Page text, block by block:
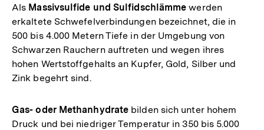
Als Massivsulfide und Sulfidschlämme werden
erkaltete Schwefelverbindungen bezeichnet, die in
500 bis 4.000 Metern Tiefe in der Umgebung von
Schwarzen Rauchern auftreten und wegen ihres
hohen Wertstoffgehalts an Kupfer, Gold, Silber und
Zink begehrt sind.
Gas- oder Methanhydrate bilden sich unter hohem
Druck und bei niedriger Temperatur in 350 bis 5.000